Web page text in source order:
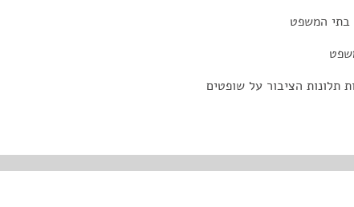
בתי המשפט
תלונות הציבור על שופטים